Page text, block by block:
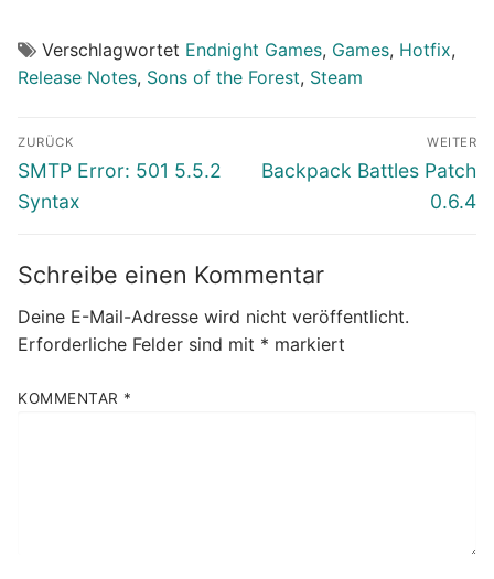
Verschlagwortet Endnight Games, Games, Hotfix,
Release Notes, Sons of the Forest, Steam
Beitragsnavigation
ZURÜCK
Vorheriger
Beitrag:
SMTP Error: 501 5.5.2
Syntax
WEITER
Nächster
Backpack Battles Patch
0.6.4
Schreibe einen Kommentar
Deine E-Mail-Adresse wird nicht veröffentlicht.
Erforderliche Felder sind mit * markiert
KOMMENTAR *